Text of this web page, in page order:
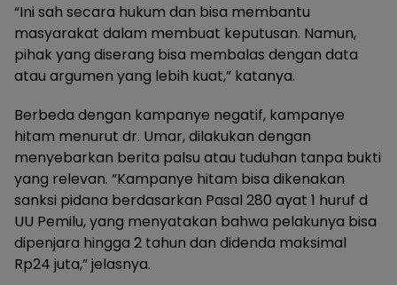
“Ini sah secara hukum dan bisa membantu
masyarakat dalam membuat keputusan. Namun,
pihak yang diserang bisa membalas dengan data
atau argumen yang lebih kuat,” katanya.
Berbeda dengan kampanye negatif, kampanye
hitam menurut dr. Umar, dilakukan dengan
menyebarkan berita palsu atau tuduhan tanpa bukti
yang relevan. “Kampanye hitam bisa dikenakan
sanksi pidana berdasarkan Pasal 280 ayat 1 huruf d
UU Pemilu, yang menyatakan bahwa pelakunya bisa
dipenjara hingga 2 tahun dan didenda maksimal
Rp24 juta,” jelasnya.